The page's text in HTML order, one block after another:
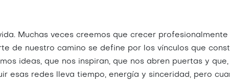
Muchas veces creemos que crecer
de nuestro camino se define por los vínculos que
ideas, que nos inspiran, que nos abren puertas y
esas redes lleva tiempo, energía y sinceridad, pero